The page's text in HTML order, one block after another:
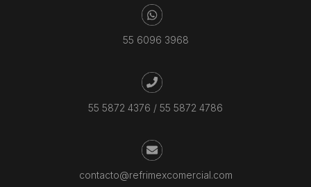
55 6096 3968
55 5872 4376 / 55 5872 4786
contacto@refrimexcomercial.com